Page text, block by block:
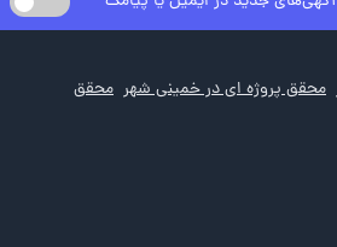
محقق پروژه ای در خمینی شهر محقق